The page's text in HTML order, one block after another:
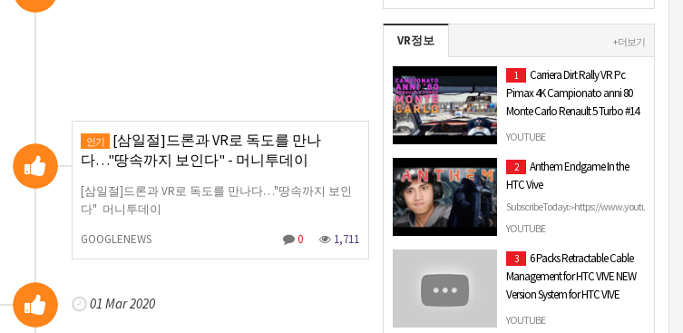
인기
[삼일절]드론과 VR로 독도를 만나
다…"땅속까지 보인다" - 머니투데이
[삼일절]드론과 VR로 독도를 만나다…"땅속까지 보인
다" 머니투데이
GOOGLENEWS
0 1,711
01 Mar 2020
VR정보 + 더보기
1
Carriera Dirt Rally VR Pc
Pimax 4K Campionato anni 80
Monte Carlo Renault 5 Turbo #14
SEGUIMI SU:
feature=meeh DONAZIONI:
https://streamlabs.com/iyourreview
Twitter: …
YOUTUBE
2
Anthem Endgame In the
HTC Vive
SubscribeToday▻https://www.youtube.com/
view_as=subscriber Detroit Become
YOUTUBE
3
6 Packs Retractable Cable
Management for HTC VIVE NEW
Version System for HTC VIVE
YOUTUBE